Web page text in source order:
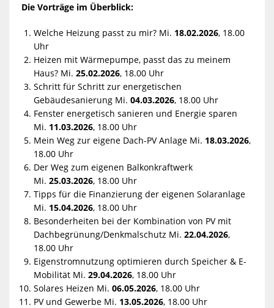
Die Vorträge im Überblick:
Welche Heizung passt zu mir? Mi. 18.02.2026, 18.00
Uhr
Heizen mit Wärmepumpe, passt das zu meinem
Haus? Mi. 25.02.2026, 18.00 Uhr
Schritt für Schritt zur energetischen
Gebäudesanierung Mi. 04.03.2026, 18.00 Uhr
Fenster energetisch sanieren und Energie sparen
Mi. 11.03.2026, 18.00 Uhr
Mein Weg zur eigene Dach-PV Anlage Mi. 18.03.2026,
18.00 Uhr
Der Weg zum eigenen Balkonkraftwerk
Mi. 25.03.2026, 18.00 Uhr
Tipps für die Finanzierung der eigenen Solaranlage
Mi. 15.04.2026, 18.00 Uhr
Besonderheiten bei der Kombination von PV mit
Dachbegrünung/Denkmalschutz Mi. 22.04.2026,
18.00 Uhr
Eigenstromnutzung optimieren durch Speicher & E-
Mobilität Mi. 29.04.2026, 18.00 Uhr
Solares Heizen Mi. 06.05.2026, 18.00 Uhr
PV und Gewerbe Mi. 13.05.2026, 18.00 Uhr